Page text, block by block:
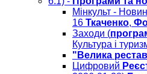
Мінкульт -
16 Ткаченко,
Заходи (
Культура і
"Велика
Цифровий